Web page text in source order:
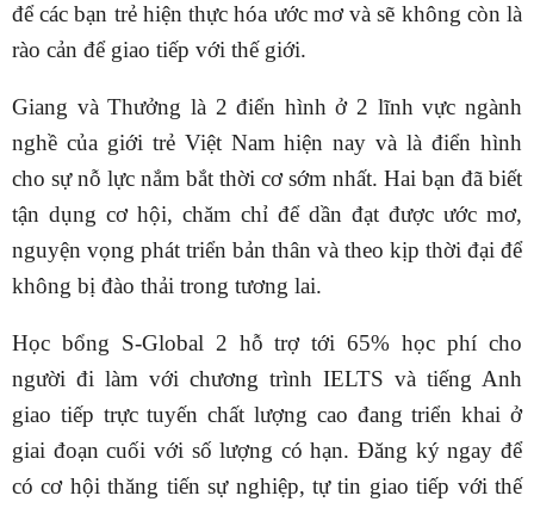
để các bạn trẻ hiện thực hóa ước mơ và sẽ không còn là
rào cản để giao tiếp với thế giới.
Giang và Thưởng là 2 điển hình ở 2 lĩnh vực ngành
nghề của giới trẻ Việt Nam hiện nay và là điển hình
cho sự nỗ lực nắm bắt thời cơ sớm nhất. Hai bạn đã biết
tận dụng cơ hội, chăm chỉ để dần đạt được ước mơ,
nguyện vọng phát triển bản thân và theo kịp thời đại để
không bị đào thải trong tương lai.
Học bổng S-Global 2 hỗ trợ tới 65% học phí cho
người đi làm với chương trình IELTS và tiếng Anh
giao tiếp trực tuyến chất lượng cao đang triển khai ở
giai đoạn cuối với số lượng có hạn. Đăng ký ngay để
có cơ hội thăng tiến sự nghiệp, tự tin giao tiếp với thế